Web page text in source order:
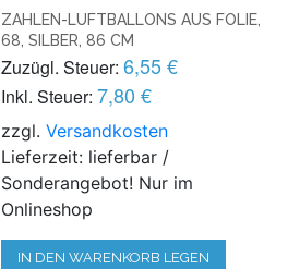
ZAHLEN-LUFTBALLONS AUS FOLIE,
68, SILBER, 86 CM
Zuzügl. Steuer: 6,55 €
Inkl. Steuer: 7,80 €
zzgl.Versandkosten
Lieferzeit: lieferbar /
Sonderangebot! Nur im
Onlineshop
IN DEN WARENKORB LEGEN